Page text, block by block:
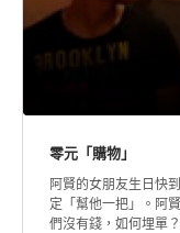
零元「購物」
阿賢的女朋友生日快
定「幫他一把」。阿
們沒有錢，如何埋單？